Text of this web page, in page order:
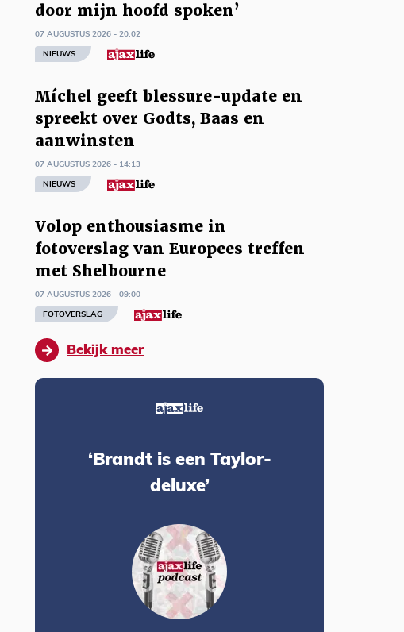
door mijn hoofd spoken’
07 AUGUSTUS 2026 - 20:02
NIEUWS
Míchel geeft blessure-update en
spreekt over Godts, Baas en
aanwinsten
07 AUGUSTUS 2026 - 14:13
NIEUWS
Volop enthousiasme in
fotoverslag van Europees treffen
met Shelbourne
07 AUGUSTUS 2026 - 09:00
FOTOVERSLAG
Bekijk meer
‘Brandt is een Taylor-
deluxe’